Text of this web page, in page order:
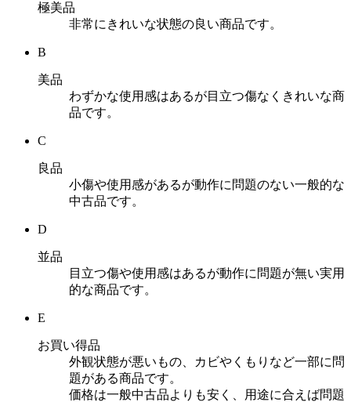
極美品
非常にきれいな状態の良い商品です。
B
美品
わずかな使用感はあるが目立つ傷なくきれいな商
品です。
C
良品
小傷や使用感があるが動作に問題のない一般的な
中古品です。
D
並品
目立つ傷や使用感はあるが動作に問題が無い実用
的な商品です。
E
お買い得品
外観状態が悪いもの、カビやくもりなど一部に問
題がある商品です。
価格は一般中古品よりも安く、用途に合えば問題